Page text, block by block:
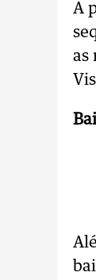
A
as